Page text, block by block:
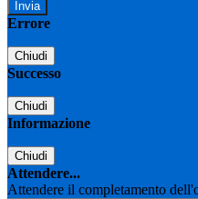
Errore
Chiudi
Successo
Chiudi
Informazione
Chiudi
Attendere...
Attendere il completamento